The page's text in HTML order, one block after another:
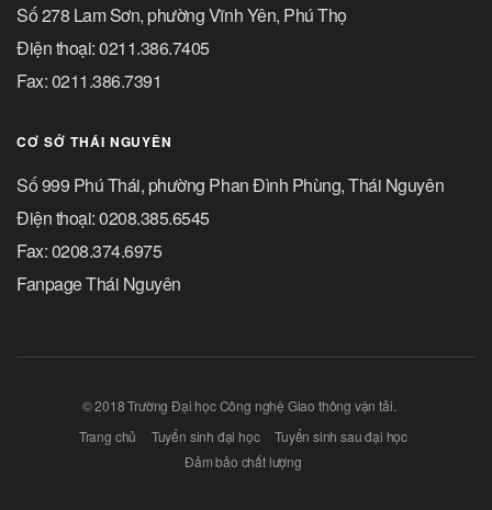
Số 278 Lam Sơn, phường Vĩnh Yên, Phú Thọ
Điện thoại: 0211.386.7405
Fax: 0211.386.7391
CƠ SỞ THÁI NGUYÊN
Số 999 Phú Thái, phường Phan Đình Phùng, Thái Nguyên
Điện thoại: 0208.385.6545
Fax: 0208.374.6975
Fanpage Thái Nguyên
© 2018 Trường Đại học Công nghệ Giao thông vận tải.
Trang chủ
Tuyển sinh đại học
Tuyển sinh sau đại học
Đảm bảo chất lượng